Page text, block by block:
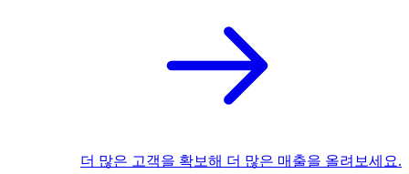
더 많은 고객을 확보해 더 많은 매출을 올려보세요.